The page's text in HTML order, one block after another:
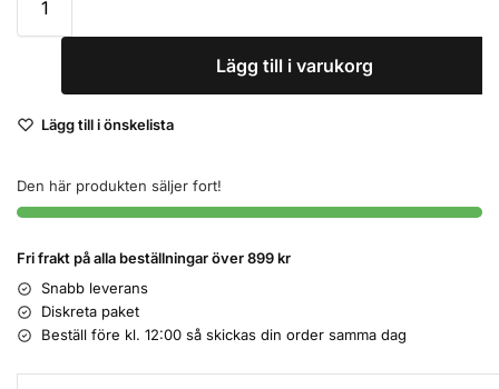
Lägg till i varukorg
Lägg till i önskelista
Den här produkten säljer fort!
Fri frakt på alla beställningar över 899 kr
Snabb leverans
Diskreta paket
Beställ före kl. 12:00 så skickas din order samma dag